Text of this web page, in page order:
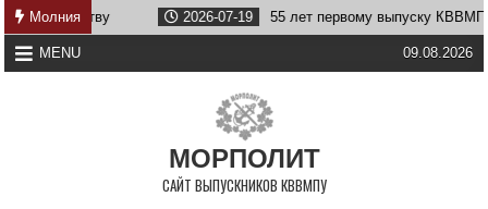
Skip
to
content
Молния 2026-07-19 55 лет первому выпуску КВВМПУ
MENU 09.08.2026
МОРПОЛИТ
САЙТ ВЫПУСКНИКОВ КВВМПУ